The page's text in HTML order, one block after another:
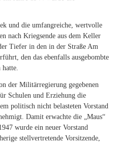
und die umfangreiche, wertvolle
nach Kriegsende aus dem Keller
Tiefer in den in der Straße Am
den das ebenfalls ausgebombte
hatte.
der Militärregierung gegebenen
Schulen und Erziehung die
politisch nicht belasteten Vorstand
Damit erwachte die „Maus“
wurde ein neuer Vorstand
stellvertretende Vorsitzende,